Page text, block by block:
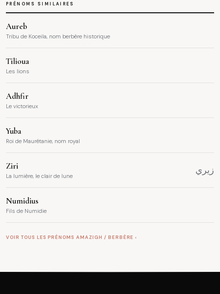
PRÉNOMS SIMILAIRES
Aureb
Tribu de Koceila, nom berbère historique
Tilioua
Les lions
Adhfir
Le victorieux
Yuba
Roi de Maurétanie, nom royal
Ziri
La lumière, le clair de lune
زيري
Numidius
Fils de Numidie
VOIR TOUS LES PRÉNOMS AMAZIGH / BERBÈRE ›